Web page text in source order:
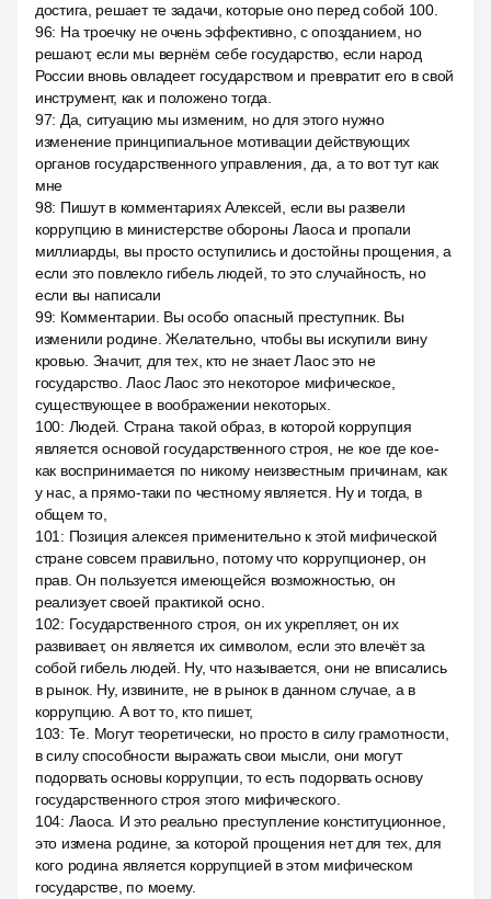
достига, решает те задачи, которые оно перед собой 100.
96: На троечку не очень эффективно, с опозданием, но
решают, если мы вернём себе государство, если народ
России вновь овладеет государством и превратит его в свой
инструмент, как и положено тогда.
97: Да, ситуацию мы изменим, но для этого нужно
изменение принципиальное мотивации действующих
органов государственного управления, да, а то вот тут как
мне
98: Пишут в комментариях Алексей, если вы развели
коррупцию в министерстве обороны Лаоса и пропали
миллиарды, вы просто оступились и достойны прощения, а
если это повлекло гибель людей, то это случайность, но
если вы написали
99: Комментарии. Вы особо опасный преступник. Вы
изменили родине. Желательно, чтобы вы искупили вину
кровью. Значит, для тех, кто не знает Лаос это не
государство. Лаос Лаос это некоторое мифическое,
существующее в воображении некоторых.
100: Людей. Страна такой образ, в которой коррупция
является основой государственного строя, не кое где кое-
как воспринимается по никому неизвестным причинам, как
у нас, а прямо-таки по честному является. Ну и тогда, в
общем то,
101 : Позиция алексея применительно к этой мифической
стране совсем правильно, потому что коррупционер, он
прав. Он пользуется имеющейся возможностью, он
реализует своей практикой осно.
102: Государственного строя, он их укрепляет, он их
развивает, он является их символом, если это влечёт за
собой гибель людей. Ну, что называется, они не вписались
в рынок. Ну, извините, не в рынок в данном случае, а в
коррупцию. А вот то, кто пишет,
103: Те. Могут теоретически, но просто в силу грамотности,
в силу способности выражать свои мысли, они могут
подорвать основы коррупции, то есть подорвать основу
государственного строя этого мифического.
104: Лаоса. И это реально преступление конституционное,
это измена родине, за которой прощения нет для тех, для
кого родина является коррупцией в этом мифическом
государстве, по моему.